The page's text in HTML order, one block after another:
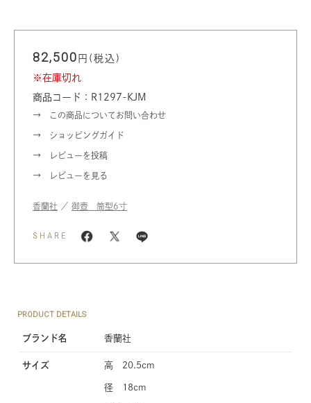
82,500 円(税込)
※在庫切れ
商品コード：R1297-KJM
この商品についてお問い合わせ
ショッピングガイド
レビューを投稿
レビューを見る
香蘭社 ／ 御壺 筒型6寸
SHARE
PRODUCT DETAILS
ブランド名 香蘭社
サイズ 高 20.5cm
径 18cm